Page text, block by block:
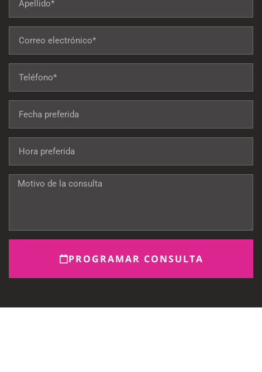
PROGRAMAR CONSULTA